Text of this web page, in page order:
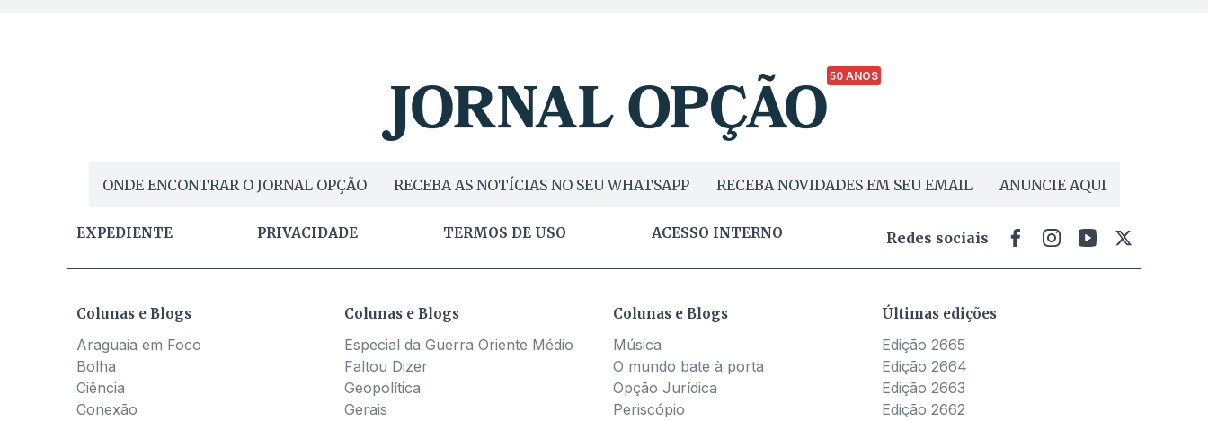
50 ANOS
ONDE ENCONTRAR O JORNAL OPÇÃO RECEBA AS NOTÍCIAS NO SEU WHATSAPP RECEBA NOVIDADES EM SEU EMAIL ANUNCIE AQUI
EXPEDIENTE PRIVACIDADE TERMOS DE USO ACESSO INTERNO Redes sociais
Colunas e Blogs
Araguaia em Foco
Bolha
Ciência
Conexão
Colunas e Blogs
Especial da Guerra Oriente Médio
Faltou Dizer
Geopolítica
Gerais
Colunas e Blogs
Música
O mundo bate à porta
Opção Jurídica
Periscópio
Últimas edições
Edição 2665
Edição 2664
Edição 2663
Edição 2662